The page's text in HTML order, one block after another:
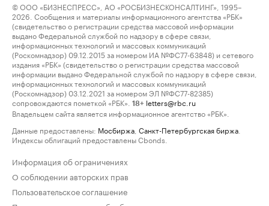
© ООО «БИЗНЕСПРЕСС», АО «РОСБИЗНЕСКОНСАЛТИНГ», 1995–
2026. Сообщения и материалы информационного агентства «РБК»
(свидетельство о регистрации средства массовой информации
выдано Федеральной службой по надзору в сфере связи,
информационных технологий и массовых коммуникаций
(Роскомнадзор) 09.12.2015 за номером ИА №ФС77-63848) и сетевого
издания «РБК» (свидетельство о регистрации средства массовой
информации выдано Федеральной службой по надзору в сфере связи,
информационных технологий и массовых коммуникаций
(Роскомнадзор) 03.12.2021 за номером ЭЛ №ФС77-82385)
сопровождаются пометкой «РБК».
18+ letters@rbc.ru
Владельцем сайта является информационное агентство «РБК».
Данные предоставлены: Мосбиржа Санкт-Петербургская биржа
Индексы облигаций предоставлены Cbonds.
Информация об ограничениях
О соблюдении авторских прав
Пользовательское соглашение